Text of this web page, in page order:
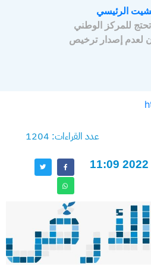
الرئيسي
للمركز الوطني
لعدم إصدار ترخيص
عدد القراءات: 1204
تاريخ النشر: سبتمبر 5, 2022 11:09